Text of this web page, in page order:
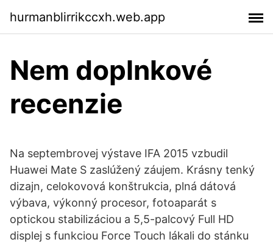
hurmanblirrikccxh.web.app
Nem doplnkové
recenzie
Na septembrovej výstave IFA 2015 vzbudil
Huawei Mate S zaslúžený záujem. Krásny tenký
dizajn, celokovová konštrukcia, plná dátová
výbava, výkonný procesor, fotoaparát s
optickou stabilizáciou a 5,5-palcový Full HD
displej s funkciou Force Touch lákali do stánku